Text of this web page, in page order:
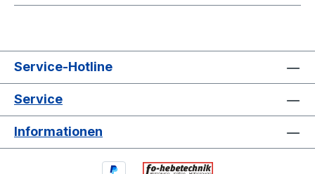
Service-Hotline
Service
Informationen